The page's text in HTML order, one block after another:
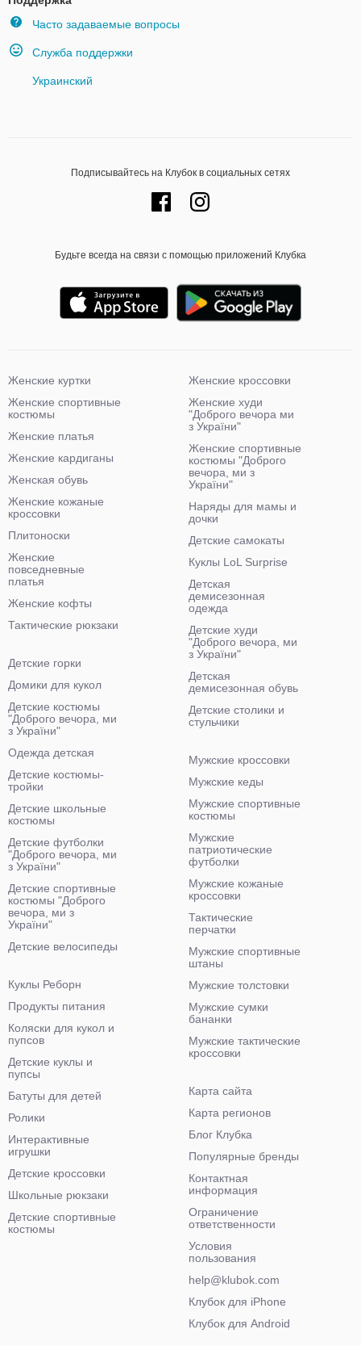
Часто задаваемые вопросы
Служба поддержки
Украинский
Подписывайтесь на Клубок в социальных сетях
Будьте всегда на связи с помощью приложений Клубка
Женские куртки
Женские спортивные
костюмы
Женские платья
Женские кардиганы
Женская обувь
Женские кожаные
кроссовки
Плитоноски
Женские
повседневные
платья
Женские кофты
Тактические рюкзаки
Женские кроссовки
Женские худи
"Доброго вечора ми
з України"
Женские спортивные
костюмы "Доброго
вечора, ми з
України"
Наряды для мамы и
дочки
Детские самокаты
Куклы LoL Surprise
Детская
демисезонная
одежда
Детские худи
"Доброго вечора, ми
з України"
Детская
демисезонная обувь
Детские столики и
стульчики
Детские горки
Домики для кукол
Детские костюмы
"Доброго вечора, ми
з України"
Одежда детская
Детские костюмы-
тройки
Детские школьные
костюмы
Детские футболки
"Доброго вечора, ми
з України"
Детские спортивные
костюмы "Доброго
вечора, ми з
України"
Детские велосипеды
Мужские кроссовки
Мужские кеды
Мужские спортивные
костюмы
Мужские
патриотические
футболки
Мужские кожаные
кроссовки
Тактические
перчатки
Мужские спортивные
штаны
Мужские толстовки
Мужские сумки
бананки
Мужские тактические
кроссовки
Куклы Реборн
Продукты питания
Коляски для кукол и
пупсов
Детские куклы и
пупсы
Батуты для детей
Ролики
Интерактивные
игрушки
Детские кроссовки
Школьные рюкзаки
Детские спортивные
костюмы
Карта сайта
Карта регионов
Блог Клубка
Популярные бренды
Контактная
информация
Ограничение
ответственности
Условия
пользования
help@klubok.com
Клубок для iPhone
Клубок для Android